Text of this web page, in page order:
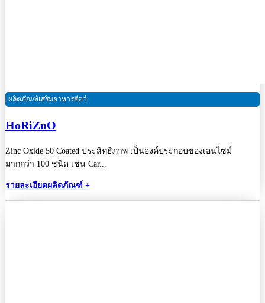
ผลิตภัณฑ์เสริมอาหารสัตว์
HoRiZnO
Zinc Oxide 50 Coated ประสิทธิภาพ เป็นองค์ประกอบของเอนไซม์
มากกว่า 100 ชนิด เช่น Car...
รายละเอียดผลิตภัณฑ์ +